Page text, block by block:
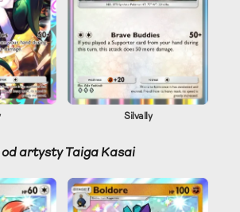
Silvally
artysty Taiga Kasai